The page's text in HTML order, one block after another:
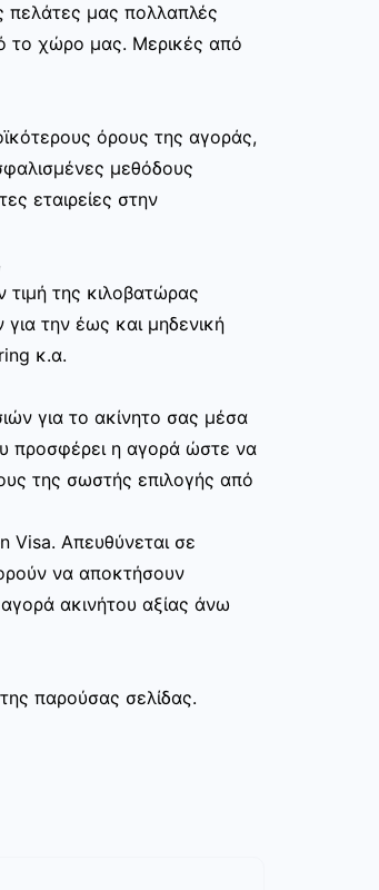
μας πολλαπλές
το χώρο μας. Μερικές από
όρους της αγοράς,
μεθόδους
εταιρείες στην
τιμή της κιλοβατώρας
την έως και μηδενική
κ.α.
για το ακίνητο σας μέσα
προσφέρει η αγορά ώστε να
της σωστής επιλογής από
Visa. Απευθύνεται σε
να αποκτήσουν
αγορά ακινήτου αξίας άνω
παρούσας σελίδας.